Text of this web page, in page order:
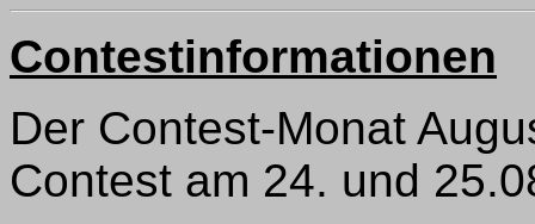
Contestinformationen
Der Contest-Monat
Contest am 24. und